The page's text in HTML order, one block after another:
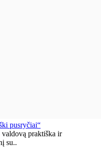
pusryčiai“
praktiška ir
su..